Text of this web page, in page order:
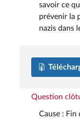
savoir ce
prévenir la
nazis dans
Question
Cause : Fin